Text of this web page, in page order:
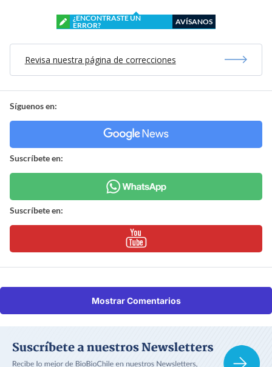
¿ENCONTRASTE UN
ERROR?
AVÍSANOS
Revisa nuestra página de correcciones
Síguenos en:
Suscríbete en:
Suscríbete en:
Mostrar Comentarios